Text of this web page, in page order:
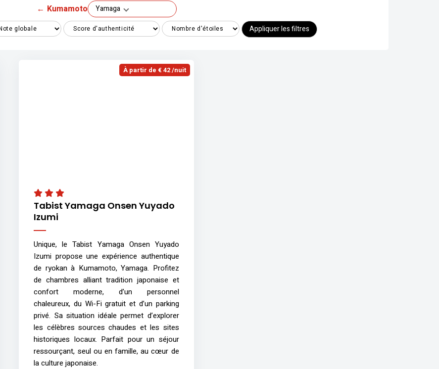
← Kumamoto
Yamaga
Appliquer les filtres
À partir de € 42 /nuit
Tabist Yamaga Onsen Yuyado
Izumi
Unique, le Tabist Yamaga Onsen Yuyado
Izumi propose une expérience authentique
de ryokan à Kumamoto, Yamaga. Profitez
de chambres alliant tradition japonaise et
confort moderne, d’un personnel
chaleureux, du Wi-Fi gratuit et d’un parking
privé. Sa situation idéale permet d’explorer
les célèbres sources chaudes et les sites
historiques locaux. Parfait pour un séjour
ressourçant, seul ou en famille, au cœur de
la culture japonaise.